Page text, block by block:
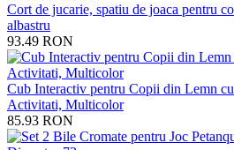
Cort de jucarie, spatiu de joaca pentru
albastru
93.49 RON
Cub Interactiv pentru Copii din Lemn
Activitati, Multicolor
85.93 RON